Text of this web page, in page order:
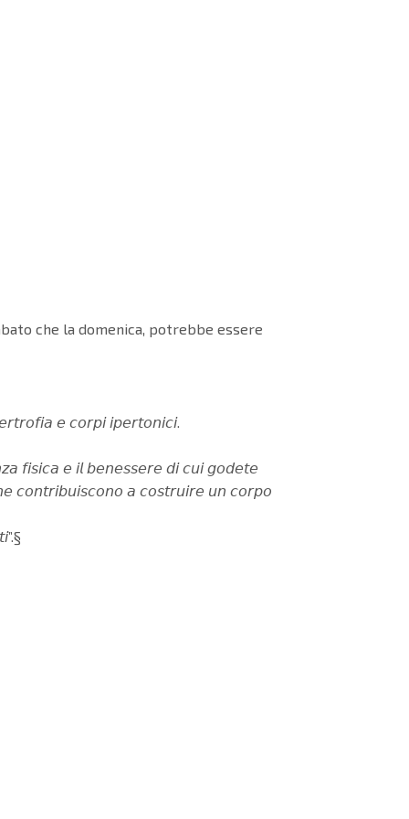
che la domenica, potrebbe essere
𝘦 𝘤𝘰𝘳𝘱𝘪 𝘪𝘱𝘦𝘳𝘵𝘰𝘯𝘪𝘤𝘪.
𝘧𝘪𝘴𝘪𝘤𝘢 𝘦 𝘪𝘭 𝘣𝘦𝘯𝘦𝘴𝘴𝘦𝘳𝘦 𝘥𝘪 𝘤𝘶𝘪 𝘨𝘰𝘥𝘦𝘵𝘦
𝘤𝘰𝘯𝘵𝘳𝘪𝘣𝘶𝘪𝘴𝘤𝘰𝘯𝘰 𝘢 𝘤𝘰𝘴𝘵𝘳𝘶𝘪𝘳𝘦 𝘶𝘯 𝘤𝘰𝘳𝘱𝘰